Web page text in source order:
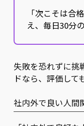
「次こそは合
え、毎日30分
失敗を恐れずに挑
ドなら、評価して
社内外で良い人間